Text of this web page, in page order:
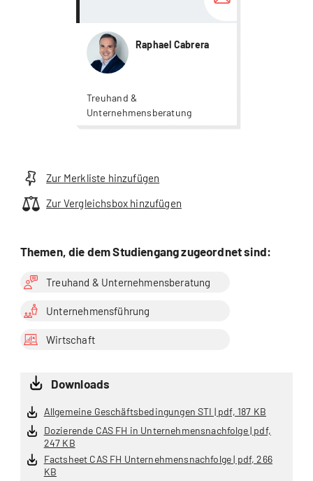
Raphael Cabrera
Treuhand &
Unternehmensberatung
Zur Merkliste hinzufügen
Zur Vergleichsbox hinzufügen
Themen, die dem Studiengang zugeordnet sind:
Treuhand & Unternehmensberatung
Unternehmensführung
Wirtschaft
Downloads
Allgemeine Geschäftsbedingungen STI | pdf, 187 KB
Dozierende CAS FH in Unternehmensnachfolge | pdf,
247 KB
Factsheet CAS FH Unternehmensnachfolge | pdf, 266
KB